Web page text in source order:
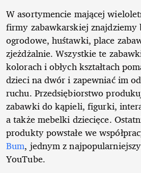
W asortymencie mającej
firmy zabawkarskiej
ogrodowe, huśtawki, place
zjeżdżalnie. Wszystkie te
kolorach i obłych kształtach
dzieci na dwór i zapewniać im
ruchu. Przedsiębiorstwo
zabawki do kąpieli, figurki,
a także mebelki dziecięce.
produkty powstałe we
Bum, jednym z
YouTube.